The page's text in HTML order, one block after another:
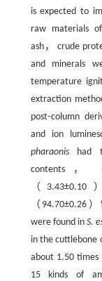
is expected to
raw materials
ash， crude
and minerals
temperature
extraction
post⁃column
and ion
pharaonishad
contents，
（3.43±0.10
（94.70±0.26
were found in S.
in the cuttlebone
about 1.50
15 kinds of